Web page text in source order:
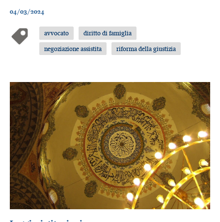
04/03/2024
avvocato
diritto di famiglia
negoziazione assistita
riforma della giustizia